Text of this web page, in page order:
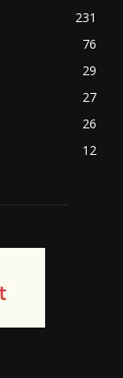
231
76
29
27
26
12